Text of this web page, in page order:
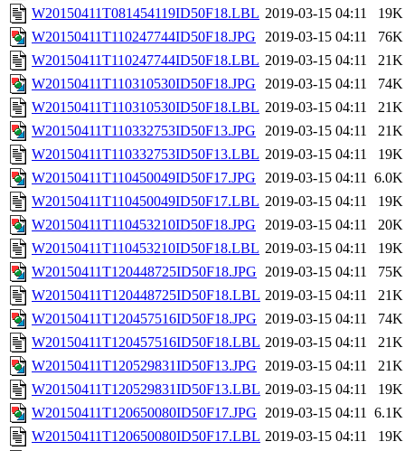
W20150411T081454119ID50F18.LBL 2019-03-15 04:11
19K
W20150411T110247744ID50F18.JPG
2019-03-15 04:11
76K
W20150411T110247744ID50F18.LBL 2019-03-15 04:11
21K
W20150411T110310530ID50F18.JPG
2019-03-15 04:11
74K
W20150411T110310530ID50F18.LBL 2019-03-15 04:11
21K
W20150411T110332753ID50F13.JPG
2019-03-15 04:11
21K
W20150411T110332753ID50F13.LBL 2019-03-15 04:11
19K
W20150411T110450049ID50F17.JPG
2019-03-15 04:11 6.0K
W20150411T110450049ID50F17.LBL 2019-03-15 04:11
19K
W20150411T110453210ID50F18.JPG
2019-03-15 04:11
20K
W20150411T110453210ID50F18.LBL 2019-03-15 04:11
19K
W20150411T120448725ID50F18.JPG 2019-03-15 04:11
75K
W20150411T120448725ID50F18.LBL 2019-03-15 04:11
21K
W20150411T120457516ID50F18.JPG 2019-03-15 04:11
74K
W20150411T120457516ID50F18.LBL 2019-03-15 04:11
21K
W20150411T120529831ID50F13.JPG 2019-03-15 04:11
21K
W20150411T120529831ID50F13.LBL 2019-03-15 04:11
19K
W20150411T120650080ID50F17.JPG 2019-03-15 04:11 6.1K
W20150411T120650080ID50F17.LBL 2019-03-15 04:11
19K